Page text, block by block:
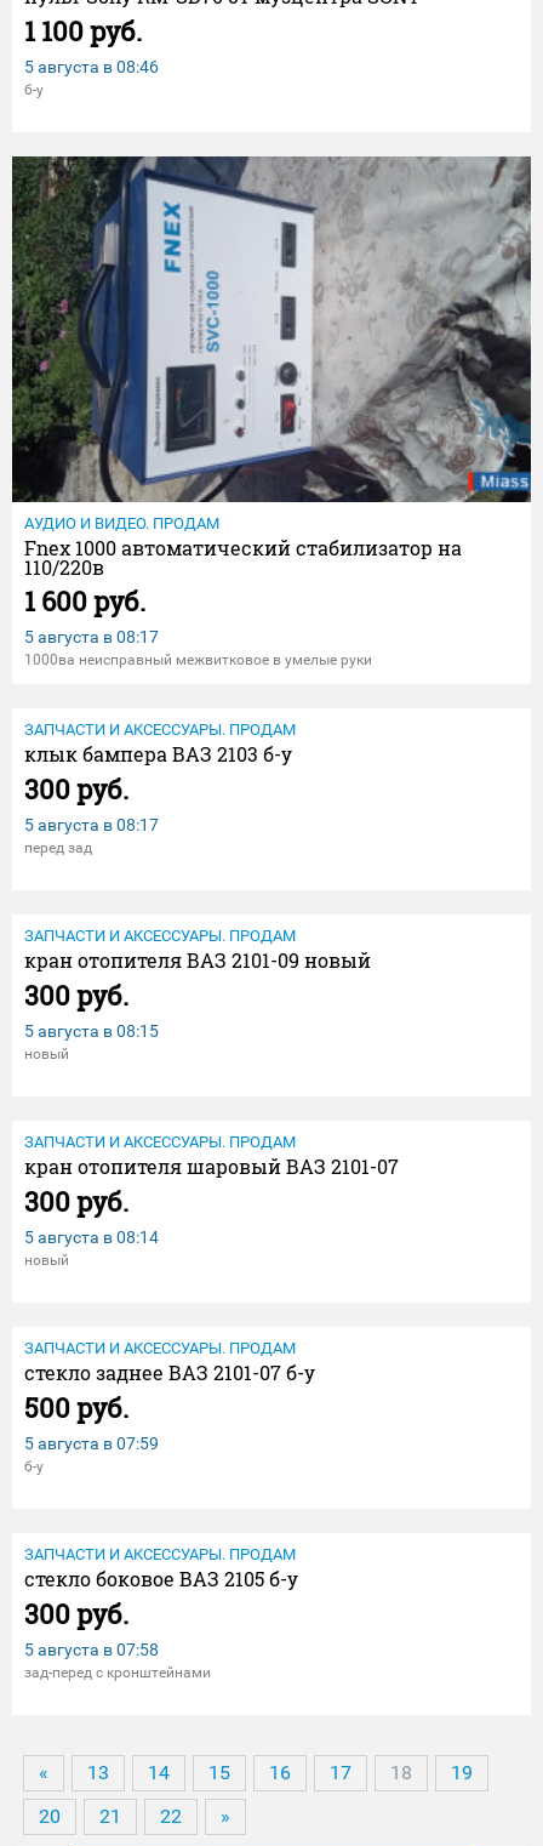
1 100 руб.
5 августа в08:46
б-у
АУДИО И ВИДЕО. ПРОДАМ
Fnex 1000 автоматический стабилизатор на
110/220в
1 600 руб.
5 августа в08:17
1000ва неисправный межвитковое в умелые руки
ЗАПЧАСТИ И АКСЕССУАРЫ. ПРОДАМ
клык бампера ВАЗ 2103 б-у
300 руб.
5 августа в08:17
перед зад
ЗАПЧАСТИ И АКСЕССУАРЫ. ПРОДАМ
кран отопителя ВАЗ 2101-09 новый
300 руб.
5 августа в08:15
новый
ЗАПЧАСТИ И АКСЕССУАРЫ. ПРОДАМ
кран отопителя шаровый ВАЗ 2101-07
300 руб.
5 августа в08:14
новый
ЗАПЧАСТИ И АКСЕССУАРЫ. ПРОДАМ
стекло заднее ВАЗ 2101-07 б-у
500 руб.
5 августа в07:59
б-у
ЗАПЧАСТИ И АКСЕССУАРЫ. ПРОДАМ
стекло боковое ВАЗ 2105 б-у
300 руб.
5 августа в07:58
зад-перед с кронштейнами
« 13 14 15 16 17 18
19
20
21 22 »